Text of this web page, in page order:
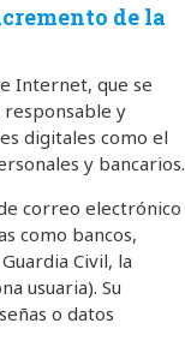
de la
Internet, que se
y
digitales como el
y bancarios.
correo electrónico
como bancos,
Civil, la
usuaria). Su
o datos